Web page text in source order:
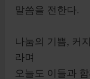
말씀을 전한다.
나눔의 기쁨, 커
라며
오늘도 이들과